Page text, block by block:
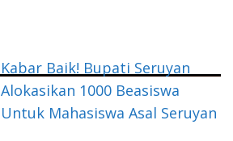
Kabar Baik! Bupati Seruyan
Alokasikan 1000 Beasiswa
Untuk Mahasiswa Asal Seruyan